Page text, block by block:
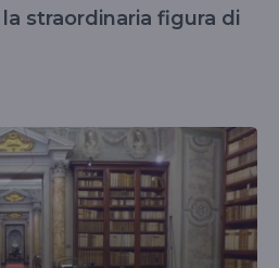
straordinaria figura di